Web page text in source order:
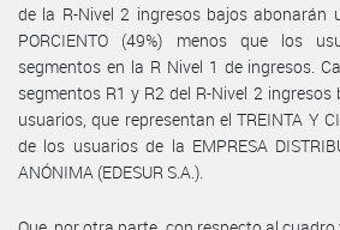
de la R-Nivel 2 ingresos bajos abonarán
PORCIENTO (49%) menos que los
segmentos en la R Nivel 1 de ingresos.
segmentos R1 y R2 del R-Nivel 2
usuarios, que representan el TREINTA Y
de los usuarios de la EMPRESA
ANÓNIMA (EDESUR S.A.).